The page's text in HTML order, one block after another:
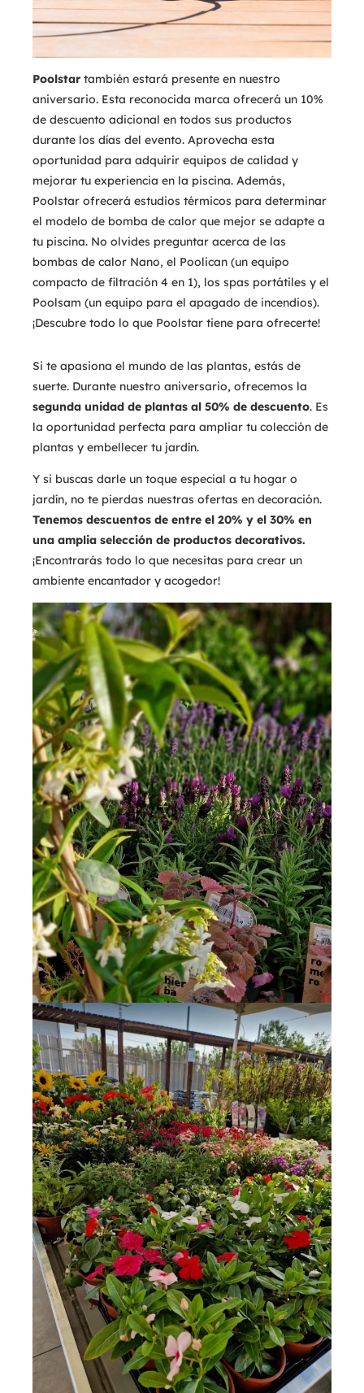
Poolstartambién estará presente en nuestro
aniversario. Esta reconocida marca ofrecerá un 10%
de descuento adicional en todos sus productos
durante los días del evento. Aprovecha esta
oportunidad para adquirir equipos de calidad y
mejorar tu experiencia en la piscina. Además,
Poolstar ofrecerá estudios térmicos para determinar
el modelo de bomba de calor que mejor se adapte a
tu piscina. No olvides preguntar acerca de las
bombas de calor Nano, el Poolican (un equipo
compacto de filtración 4 en 1), los spas portátiles y el
Poolsam (un equipo para el apagado de incendios).
¡Descubre todo lo que Poolstar tiene para ofrecerte!
Si te apasiona el mundo de las plantas, estás de
suerte. Durante nuestro aniversario, ofrecemos la
segunda unidad de plantas al 50% de descuento. Es
la oportunidad perfecta para ampliar tu colección de
plantas y embellecer tu jardín.
Y si buscas darle un toque especial a tu hogar o
jardín, no te pierdas nuestras ofertas en decoración.
Tenemos descuentos de entre el 20% y el 30% en
una amplia selección de productos decorativos.
¡Encontrarás todo lo que necesitas para crear un
ambiente encantador y acogedor!